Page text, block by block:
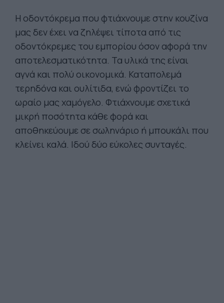
Η οδοντόκρεμα που φτιάχνουμε στην κουζίνα
μας δεν έχει να ζηλέψει τίποτα από τις
οδοντόκρεμες του εμπορίου όσον αφορά την
αποτελεσματικότητα. Τα υλικά της είναι
αγνά και πολύ οικονομικά. Καταπολεμά
τερηδόνα και ουλίτιδα, ενώ φροντίζει το
ωραίο μας χαμόγελο. Φτιάχνουμε σχετικά
μικρή ποσότητα κάθε φορά και
αποθηκεύουμε σε σωληνάριο ή μπουκάλι που
κλείνει καλά. Ιδού δύο εύκολες συνταγές.